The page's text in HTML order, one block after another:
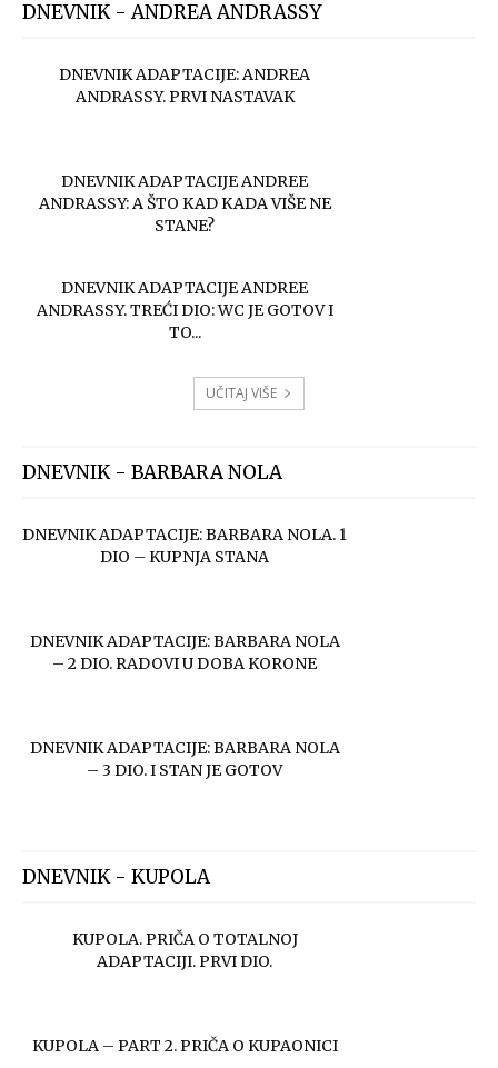
DNEVNIK - ANDREA ANDRASSY
DNEVNIK ADAPTACIJE: ANDREA
ANDRASSY. PRVI NASTAVAK
DNEVNIK ADAPTACIJE ANDREE
ANDRASSY: A ŠTO KAD KADA VIŠE NE
STANE?
DNEVNIK ADAPTACIJE ANDREE
ANDRASSY. TREĆI DIO: WC JE GOTOV I
TO...
UČITAJ VIŠE
DNEVNIK - BARBARA NOLA
DNEVNIK ADAPTACIJE: BARBARA NOLA. 1
DIO – KUPNJA STANA
DNEVNIK ADAPTACIJE: BARBARA NOLA
– 2 DIO. RADOVI U DOBA KORONE
DNEVNIK ADAPTACIJE: BARBARA NOLA
– 3 DIO. I STAN JE GOTOV
DNEVNIK - KUPOLA
KUPOLA. PRIČA O TOTALNOJ
ADAPTACIJI. PRVI DIO.
KUPOLA – PART 2. PRIČA O KUPAONICI